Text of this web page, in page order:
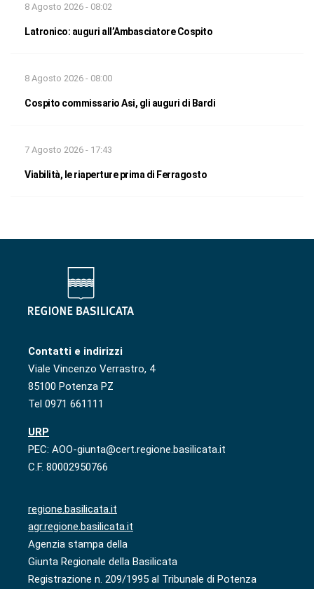
8 Agosto 2026 - 08:02
Latronico: auguri all’Ambasciatore Cospito
8 Agosto 2026 - 08:00
Cospito commissario Asi, gli auguri di Bardi
7 Agosto 2026 - 17:43
Viabilità, le riaperture prima di Ferragosto
Contatti e indirizzi
Viale Vincenzo Verrastro, 4
85100 Potenza PZ
Tel 0971 661111
URP
PEC: AOO-giunta@cert.regione.basilicata.it
C.F. 80002950766
regione.basilicata.it
agr.regione.basilicata.it
Agenzia stampa della
Giunta Regionale della Basilicata
Registrazione n. 209/1995 al Tribunale di Potenza